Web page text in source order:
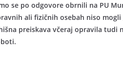
se po odgovore obrnili na PU
ali fizičnih osebah niso
preiskava včeraj opravila tudi